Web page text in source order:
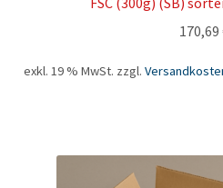
170,69
exkl. 19 % MwSt. zzgl.